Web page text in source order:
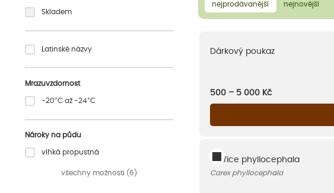
nejprodávanější nejnovější
Skladem
Latinské názvy
Mrazuvzdornost
-20°C až -24°C
Nároky na půdu
vlhká propustná
všechny možnosti (6)
Dárkový poukaz
500 – 5 000 Kč
Ostřice phyllocephala
Carex phyllocephala